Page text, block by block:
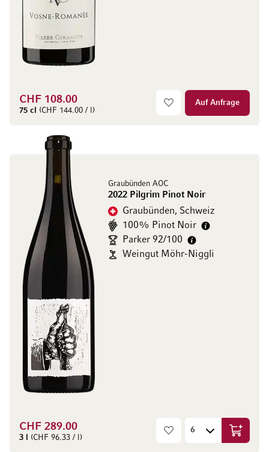
CHF 108.00
75 cl (CHF 144.00 / l)
Auf Anfrage
Graubünden AOC
2022 Pilgrim Pinot Noir
Graubünden, Schweiz
100% Pinot Noir
Parker 92/100
Weingut Möhr-Niggli
CHF 289.00
3 l (CHF 96.33 / l) In den